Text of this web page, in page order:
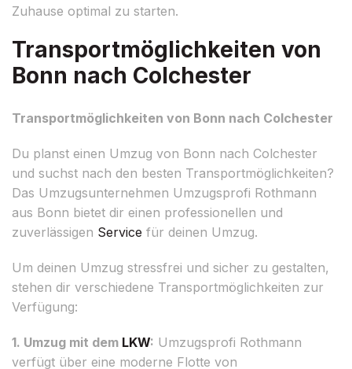
Zuhause optimal zu starten.
Transportmöglichkeiten von
Bonn nach Colchester
Transportmöglichkeiten von Bonn nach Colchester
Du planst einen Umzug von Bonn nach Colchester
und suchst nach den besten Transportmöglichkeiten?
Das Umzugsunternehmen Umzugsprofi Rothmann
aus Bonn bietet dir einen professionellen und
zuverlässigen Service für deinen Umzug.
Um deinen Umzug stressfrei und sicher zu gestalten,
stehen dir verschiedene Transportmöglichkeiten zur
Verfügung:
1. Umzug mit dem LKW: Umzugsprofi Rothmann
verfügt über eine moderne Flotte von